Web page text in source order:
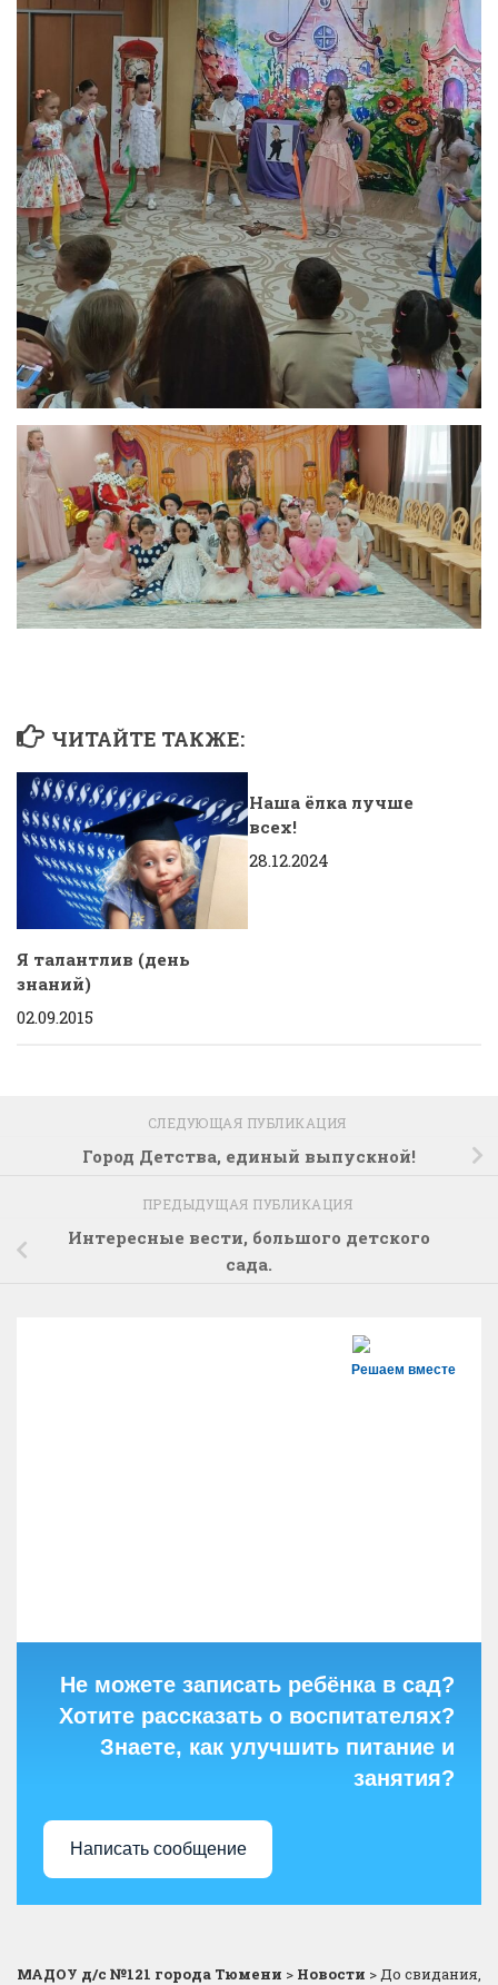
ЧИТАЙТЕ ТАКЖЕ:
Я талантлив (день
знаний)
02.09.2015
Наша ёлка лучше
всех!
28.12.2024
СЛЕДУЮЩАЯ ПУБЛИКАЦИЯ
Город Детства, единый выпускной!
ПРЕДЫДУЩАЯ ПУБЛИКАЦИЯ
Интересные вести, большого детского
сада.
Решаем вместе
Не можете записать ребёнка в сад?
Хотите рассказать о воспитателях?
Знаете, как улучшить питание и
занятия?
Написать сообщение
МАДОУ д/с №121 города Тюмени > Новости >До свидания,